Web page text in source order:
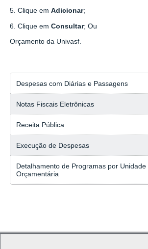
5. Clique em Adicionar;
6. Clique em Consultar; Ou
Orçamento da Univasf.
Despesas com Diárias e Passagens
Notas Fiscais Eletrônicas
Receita Pública
Execução de Despesas
Detalhamento de Programas por Unidade
Orçamentária